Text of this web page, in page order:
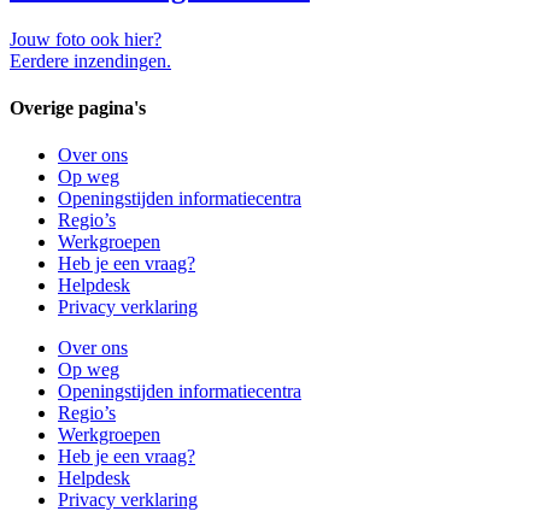
Jouw foto ook hier?
Eerdere inzendingen.
Overige pagina's
Over ons
Op weg
Openingstijden informatiecentra
Regio’s
Werkgroepen
Heb je een vraag?
Helpdesk
Privacy verklaring
Over ons
Op weg
Openingstijden informatiecentra
Regio’s
Werkgroepen
Heb je een vraag?
Helpdesk
Privacy verklaring